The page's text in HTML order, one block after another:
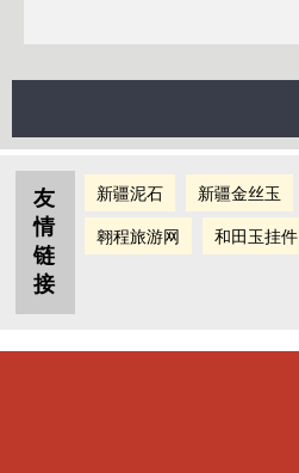
友
情
链
接
新疆泥石 新疆金丝玉
翱程旅游网
和田玉挂件